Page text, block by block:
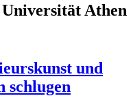
Universität Athen
und
schlugen